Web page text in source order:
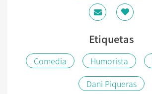
Etiquetas
Comedia Humorista
Dani Piqueras